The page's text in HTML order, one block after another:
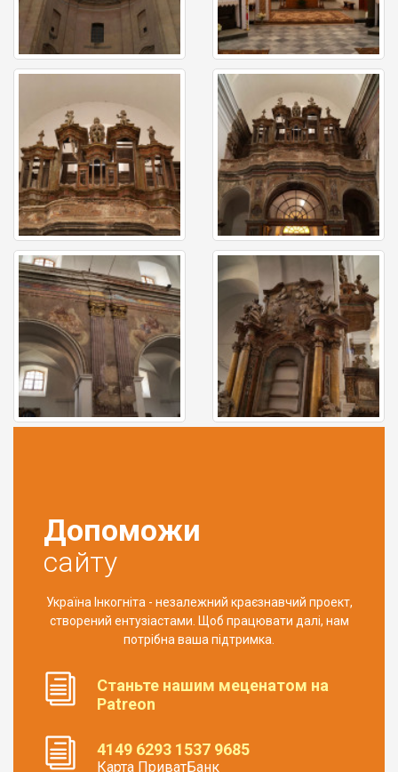
Допоможи
сайту
Україна Інкогніта - незалежний краєзнавчий проект,
створений ентузіастами. Щоб працювати далі, нам
потрібна ваша підтримка.
Станьте нашим меценатом на
Patreon
4149 6293 1537 9685
Карта ПриватБанк